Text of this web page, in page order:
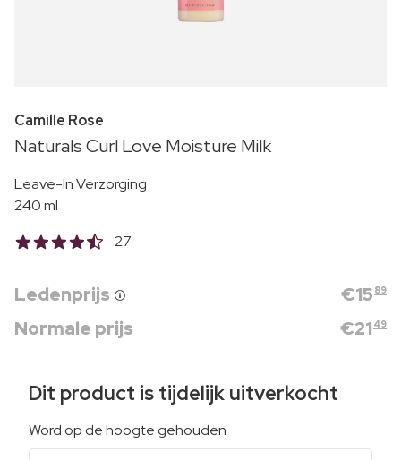
Camille Rose
Naturals Curl Love Moisture Milk
Leave-In Verzorging
240 ml
27
Ledenprijs €15 89
Normale prijs €21 49
Dit product is tijdelijk uitverkocht
Word op de hoogte gehouden